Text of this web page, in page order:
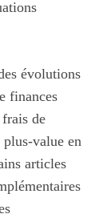
évolutions
finances
de
value en
articles